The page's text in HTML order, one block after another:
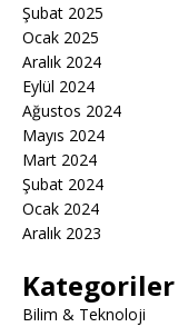
Şubat 2025
Ocak 2025
Aralık 2024
Eylül 2024
Ağustos 2024
Mayıs 2024
Mart 2024
Şubat 2024
Ocak 2024
Aralık 2023
Kategoriler
Bilim & Teknoloji